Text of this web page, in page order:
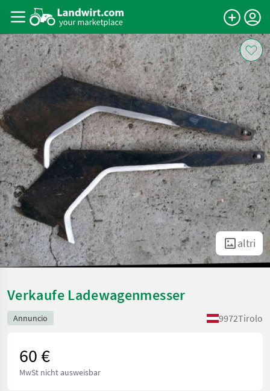
altri
Verkaufe Ladewagenmesser
Annuncio 9972Tirolo
60 €
MwSt nicht ausweisbar